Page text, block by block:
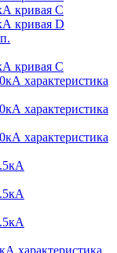
кривая C
кривая D
кривая C
характеристика
характеристика
характеристика
характеристика